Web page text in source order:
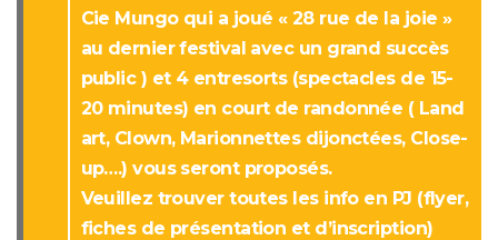
Cie Mungo qui a joué « 28 rue de la joie »
au dernier festival avec un grand succès
public ) et 4 entresorts (spectacles de 15-
20 minutes) en court de randonnée ( Land
art, Clown, Marionnettes dijonctées, Close-
up….) vous seront proposés.
Veuillez trouver toutes les info en PJ (flyer,
fiches de présentation et d’inscription)